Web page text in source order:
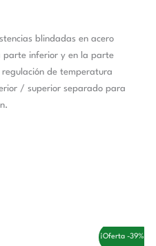
blindadas en acero
parte inferior y en la parte
de temperatura
/ superior separado para
¡Oferta -39%!